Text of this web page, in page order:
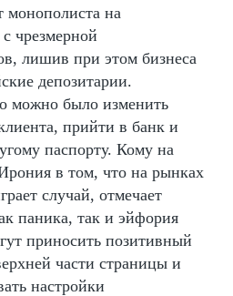
монополиста на
чрезмерной
лишив при этом бизнеса
депозитарии.
можно было изменить
прийти в банк и
паспорту. Кому на
в том, что на рынках
случай, отмечает
паника, так и эйфория
приносить позитивный
части страницы и
настройки